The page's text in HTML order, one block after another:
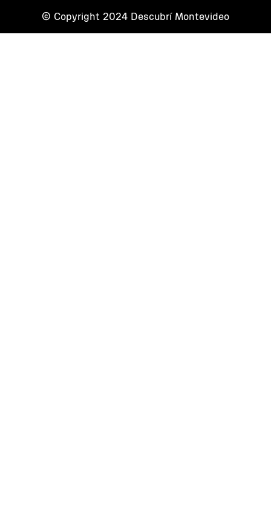
© Copyright 2024 Descubrí Montevideo